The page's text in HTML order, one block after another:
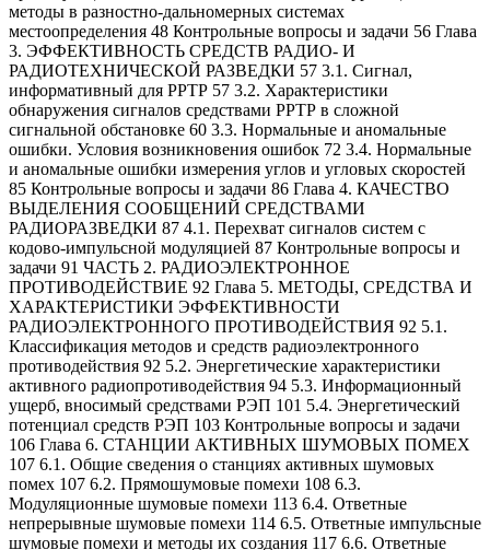
методы в разностно-дальномерных системах
местоопределения 48 Контрольные вопросы и задачи 56 Глава
3. ЭФФЕКТИВНОСТЬ СРЕДСТВ РАДИО- И
РАДИОТЕХНИЧЕСКОЙ РАЗВЕДКИ 57 3.1. Сигнал,
информативный для РРТР 57 3.2. Характеристики
обнаружения сигналов средствами РРТР в сложной
сигнальной обстановке 60 3.3. Нормальные и аномальные
ошибки. Условия возникновения ошибок 72 3.4. Нормальные
и аномальные ошибки измерения углов и угловых скоростей
85 Контрольные вопросы и задачи 86 Глава 4. КАЧЕСТВО
ВЫДЕЛЕНИЯ СООБЩЕНИЙ СРЕДСТВАМИ
РАДИОРАЗВЕДКИ 87 4.1. Перехват сигналов систем с
кодово-импульсной модуляцией 87 Контрольные вопросы и
задачи 91 ЧАСТЬ 2. РАДИОЭЛЕКТРОННОЕ
ПРОТИВОДЕЙСТВИЕ 92 Глава 5. МЕТОДЫ, СРЕДСТВА И
ХАРАКТЕРИСТИКИ ЭФФЕКТИВНОСТИ
РАДИОЭЛЕКТРОННОГО ПРОТИВОДЕЙСТВИЯ 92 5.1.
Классификация методов и средств радиоэлектронного
противодействия 92 5.2. Энергетические характеристики
активного радиопротиводействия 94 5.3. Информационный
ущерб, вносимый средствами РЭП 101 5.4. Энергетический
потенциал средств РЭП 103 Контрольные вопросы и задачи
106 Глава 6. СТАНЦИИ АКТИВНЫХ ШУМОВЫХ ПОМЕХ
107 6.1. Общие сведения о станциях активных шумовых
помех 107 6.2. Прямошумовые помехи 108 6.3.
Модуляционные шумовые помехи 113 6.4. Ответные
непрерывные шумовые помехи 114 6.5. Ответные импульсные
шумовые помехи и методы их создания 117 6.6. Ответные